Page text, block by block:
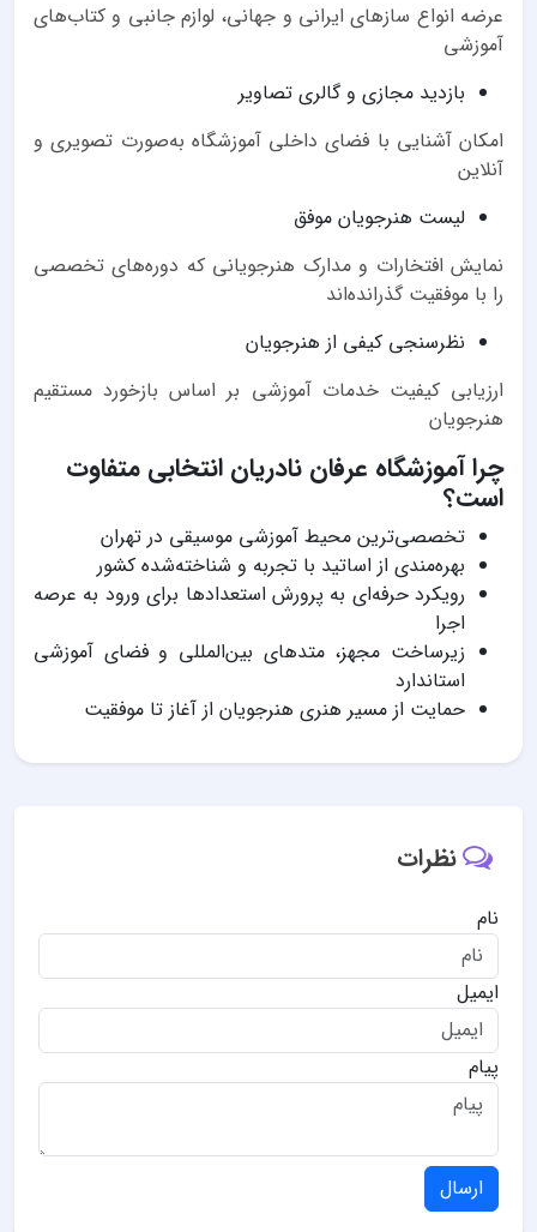
عرضه انواع سازهای ایرانی و جهانی، لوازم جانبی و کتاب‌های
آموزشی
بازدید مجازی و گالری تصاویر
امکان آشنایی با فضای داخلی آموزشگاه به‌صورت تصویری و
آنلاین
لیست هنرجویان موفق
نمایش افتخارات و مدارک هنرجویانی که دوره‌های تخصصی
را با موفقیت گذرانده‌اند
نظرسنجی کیفی از هنرجویان
ارزیابی کیفیت خدمات آموزشی بر اساس بازخورد مستقیم
هنرجویان
چرا آموزشگاه عرفان نادریان انتخابی متفاوت
است؟
تخصصی‌ترین محیط آموزشی موسیقی در تهران
بهره‌مندی از اساتید با تجربه و شناخته‌شده کشور
رویکرد حرفه‌ای به پرورش استعدادها برای ورود به عرصه
اجرا
زیرساخت مجهز، متدهای بین‌المللی و فضای آموزشی
استاندارد
حمایت از مسیر هنری هنرجویان از آغاز تا موفقیت
نظرات
نام
ایمیل
پیام
ارسال